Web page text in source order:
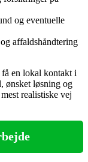
og eventuelle
affaldshåndtering
en lokal kontakt i
ønsket løsning og
realistiske vej